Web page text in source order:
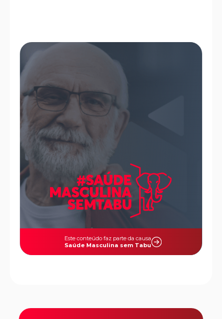
Este conteúdo faz parte da causa
Saúde Masculina sem Tabu